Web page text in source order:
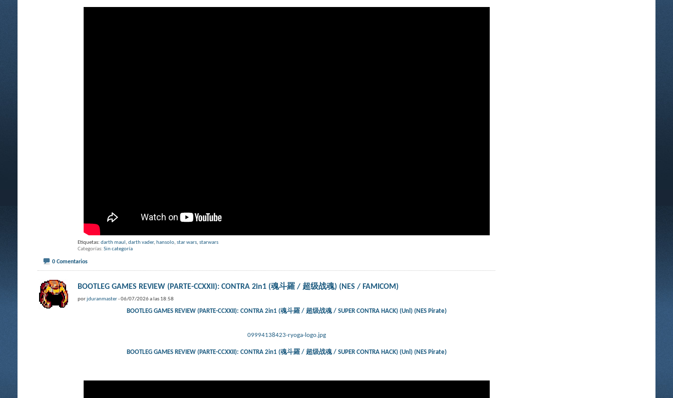
Etiquetas: darth maul , darth vader, hansolo, star wars, starwars
Categorías Sin categoría
0 Comentarios
BOOTLEG GAMES REVIEW (PARTE-CCXXII): CONTRA 2in1 (魂斗羅 / 超级战魂) (NES / FAMICOM)
porjduranmaster- 06/07/2026 a las 18:58
BOOTLEG GAMES REVIEW (PARTE-CCXXII): CONTRA 2in1 (魂斗羅 / 超级战魂 / SUPER CONTRA HACK) (Unl) (NES Pirate)
09994138423-ryoga-logo.jpg
BOOTLEG GAMES REVIEW (PARTE-CCXXII): CONTRA 2in1 (魂斗羅 / 超级战魂 / SUPER CONTRA HACK) (Unl) (NES Pirate)